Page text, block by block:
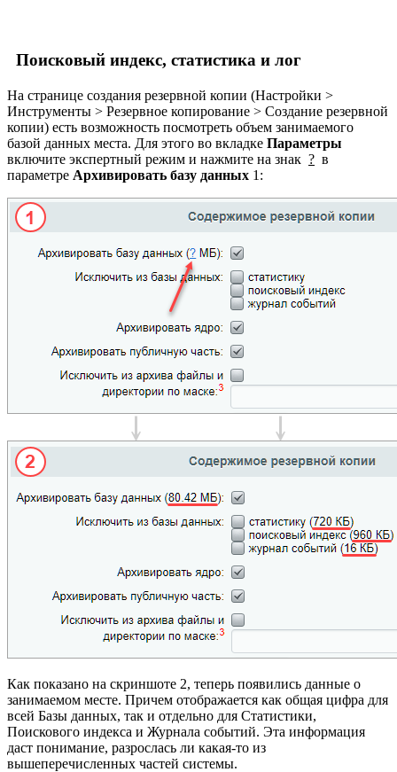
Поисковый индекс, статистика и лог
На странице создания резервной копии (Настройки >
Инструменты > Резервное копирование > Создание резервной
копии) есть возможность посмотреть объем занимаемого
базой данных места. Для этого во вкладке Параметры
включите экспертный режим и нажмите на знак ? в
параметре Архивировать базу данных 1 :
Как показано на скриншоте 2, теперь появились данные о
занимаемом месте. Причем отображается как общая цифра для
всей Базы данных, так и отдельно для Статистики,
Поискового индекса и Журнала событий. Эта информация
даст понимание, разрослась ли какая-то из
вышеперечисленных частей системы.